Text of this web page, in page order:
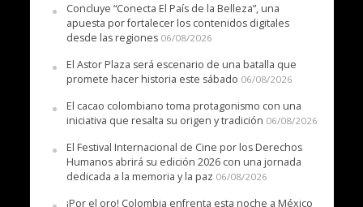
Concluye “Conecta El País de la Belleza”, una
apuesta por fortalecer los contenidos digitales
desde las regiones 06/08/2026
El Astor Plaza será escenario de una batalla que
promete hacer historia este sábado 06/08/2026
El cacao colombiano toma protagonismo con una
iniciativa que resalta su origen y tradición 06/08/2026
El Festival Internacional de Cine por los Derechos
Humanos abrirá su edición 2026 con una jornada
dedicada a la memoria y la paz 06/08/2026
¡Por el oro! Colombia enfrenta esta noche a México